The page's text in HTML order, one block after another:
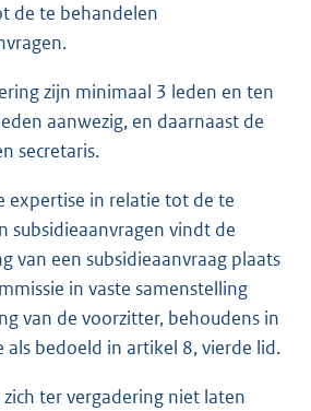
de te behandelen
zijn minimaal 3 leden en ten
aanwezig, en daarnaast de
secretaris.
expertise in relatie tot de te
subsidieaanvragen vindt de
van een subsidieaanvraag plaats
in vaste samenstelling
van de voorzitter, behoudens in
als bedoeld in artikel 8, vierde lid.
zich ter vergadering niet laten